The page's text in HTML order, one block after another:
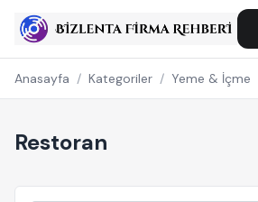
Anasayfa / Kategoriler / Yeme & İçme
Restoran